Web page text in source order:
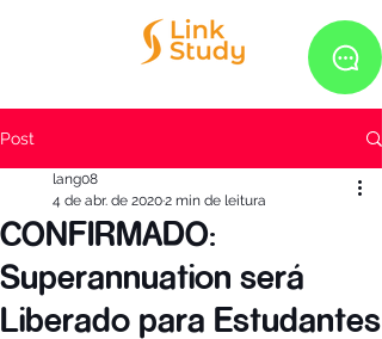
Post
CONFIRMADO:
Superannuation será
Liberado para Estudantes
lang08
4 de abr. de 20202 min de leitura